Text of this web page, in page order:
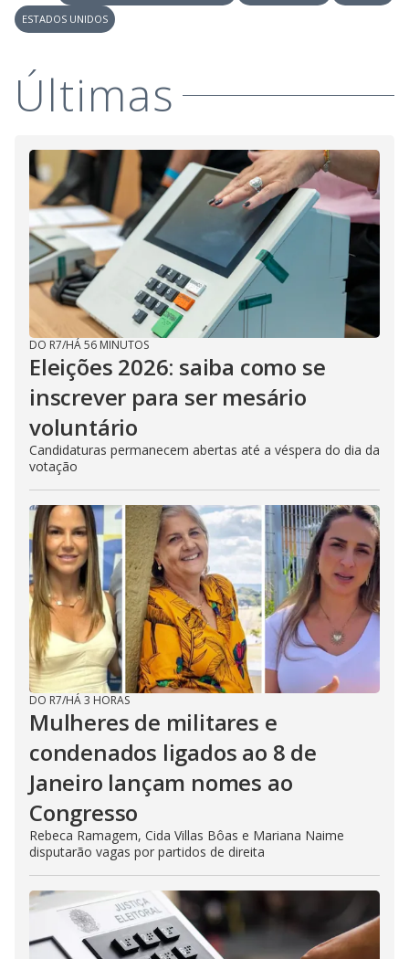
ESTADOS UNIDOS
Últimas
DO R7/HÁ 56 MINUTOS
Eleições 2026: saiba como se
inscrever para ser mesário
voluntário
Candidaturas permanecem abertas até a véspera do dia da
votação
DO R7/HÁ 3 HORAS
Mulheres de militares e
condenados ligados ao 8 de
Janeiro lançam nomes ao
Congresso
Rebeca Ramagem, Cida Villas Bôas e Mariana Naime
disputarão vagas por partidos de direita